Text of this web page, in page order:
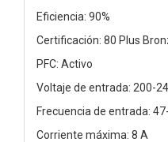
Eficiencia: 90%
Certificación: 80 Plus
PFC: Activo
Voltaje de entrada: 200-
Frecuencia de entrada:
Corriente máxima: 8 A